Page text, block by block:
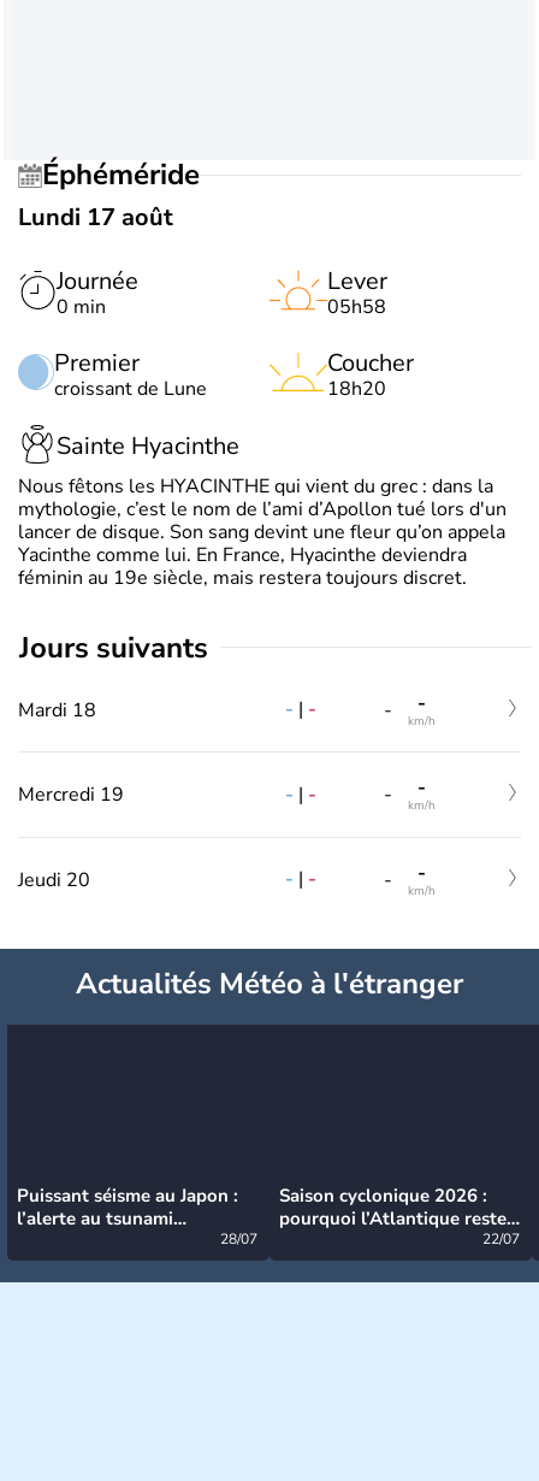
Éphéméride
Lundi 17 août
Journée
0 min
Premier
croissant de Lune
Lever
05h58
Coucher
18h20
Sainte Hyacinthe
Nous fêtons les HYACINTHE qui vient du grec : dans la
mythologie, c’est le nom de l’ami d’Apollon tué lors d'un
lancer de disque. Son sang devint une fleur qu’on appela
Yacinthe comme lui. En France, Hyacinthe deviendra
féminin au 19e siècle, mais restera toujours discret.
jours suivants
Mardi 18 - | - - -
km/h
Mercredi 19 - | - - -
km/h
Jeudi 20 - | - - -
km/h
Actualités Météo à l'étranger
Puissant séisme au Japon :
l’alerte au tsunami
28/07
Saison cyclonique 2026 :
pourquoi l’Atlantique reste
22/07